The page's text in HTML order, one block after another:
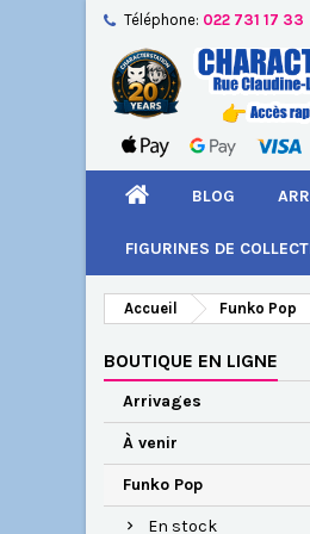
Téléphone: 022 731 17 33
BLOG
FIGURINES DE
Accueil Funko Pop
BOUTIQUE EN LIGNE
Arrivages
À venir
Funko Pop
En stock